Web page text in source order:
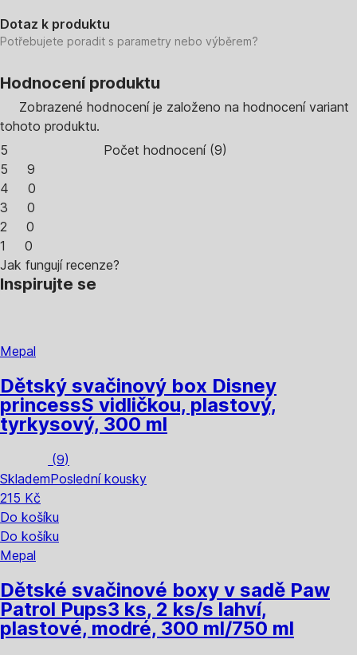
Dotaz k produktu
Potřebujete poradit s parametry nebo výběrem?
Hodnocení produktu
Zobrazené hodnocení je založeno na hodnocení variant
tohoto produktu.
5
Počet hodnocení(9)
5
9
4
0
3
0
2
0
1
0
Jak fungují recenze?
Inspirujte se
Mepal
Dětský svačinový box Disney
princessS vidličkou, plastový,
tyrkysový, 300 ml
(9)
SklademPoslední kousky
215 Kč
Do košíku
Do košíku
Mepal
Dětské svačinové boxy v sadě Paw
Patrol Pups3 ks, 2 ks/s lahví,
plastové, modré, 300 ml/750 ml